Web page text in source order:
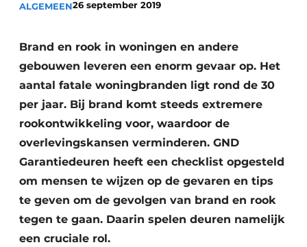
Vacature aanmelden
Vacatures
Video’s
Werben
ALGEMEEN26 september 2019
Brand en rook in woningen en andere
gebouwen leveren een enorm gevaar op. Het
aantal fatale woningbranden ligt rond de 30
per jaar. Bij brand komt steeds extremere
rookontwikkeling voor, waardoor de
overlevingskansen verminderen. GND
Garantiedeuren heeft een checklist opgesteld
om mensen te wijzen op de gevaren en tips
te geven om de gevolgen van brand en rook
tegen te gaan. Daarin spelen deuren namelijk
een cruciale rol.